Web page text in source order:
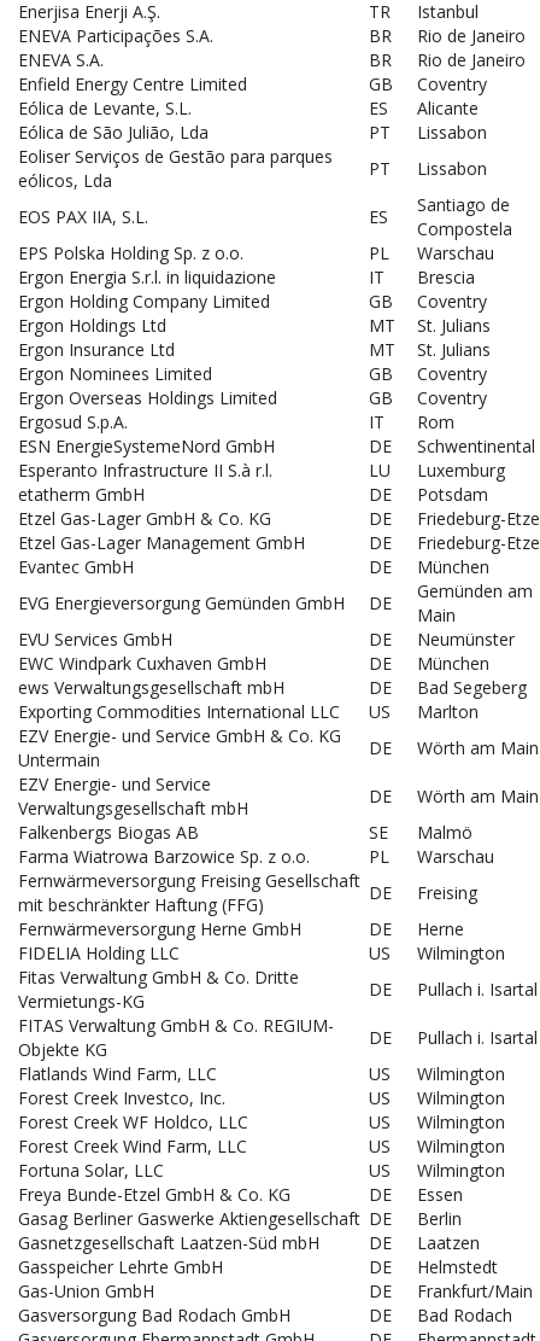
Enerjisa Enerji A.Ş. TR
Istanbul
ENEVA Participações S.A.
BR
Rio de Janeiro
ENEVA S.A.
BR
Rio de Janeiro
Enfield Energy Centre Limited
GB
Coventry
Eólica de Levante, S.L.
ES
Alicante
Eólica de São Julião, Lda
PT
Lissabon
Eoliser Serviços de Gestão para parques
eólicos, Lda
PT Lissabon
EOS PAX IIA, S.L. ES
Santiago de
Compostela
EPS Polska Holding Sp. z o.o.
PL
Warschau
Ergon Energia S.r.l. in liquidazione
IT
Brescia
Ergon Holding Company Limited
GB
Coventry
Ergon Holdings Ltd
MT
St. Julians
Ergon Insurance Ltd
MT
St. Julians
Ergon Nominees Limited
GB
Coventry
Ergon Overseas Holdings Limited
GB
Coventry
Ergosud S.p.A.
IT
Rom
ESN EnergieSystemeNord GmbH
DE
Schwentinental
Esperanto Infrastructure II S.à r.l.
LU
Luxemburg
etatherm GmbH
DE
Potsdam
Etzel Gas-Lager GmbH & Co. KG
DE
Friedeburg-
Etzel Gas-Lager Management GmbH
DE
Friedeburg-
Evantec GmbH
DE
München
EVG Energieversorgung Gemünden GmbH
DE
Gemünden am
Main
EVU Services GmbH
DE
Neumünster
EWC Windpark Cuxhaven GmbH
DE
München
ews Verwaltungsgesellschaft mbH
DE
Bad Segeberg
Exporting Commodities International LLC
US
Marlton
EZV Energie- und Service GmbH & Co. KG
Untermain
DE
Wörth am Main
EZV Energie- und Service
Verwaltungsgesellschaft mbH
DE
Wörth am Main
Falkenbergs Biogas AB
SE
Malmö
Farma Wiatrowa Barzowice Sp. z o.o.
PL
Warschau
Fernwärmeversorgung Freising Gesellschaft
mit beschränkter Haftung (FFG)
DE
Freising
Fernwärmeversorgung Herne GmbH
DE
Herne
FIDELIA Holding LLC
US
Wilmington
Fitas Verwaltung GmbH & Co. Dritte
Vermietungs-KG
DE
Pullach i. Isartal
FITAS Verwaltung GmbH & Co. REGIUM-
Objekte KG
DE
Pullach i. Isartal
Flatlands Wind Farm, LLC
US
Wilmington
Forest Creek Investco, Inc.
US
Wilmington
Forest Creek WF Holdco, LLC
US
Wilmington
Forest Creek Wind Farm, LLC
US
Wilmington
Fortuna Solar, LLC
US
Wilmington
Freya Bunde-Etzel GmbH & Co. KG
DE
Essen
Gasag Berliner Gaswerke Aktiengesellschaft DE
Berlin
Gasnetzgesellschaft Laatzen-Süd mbH
DE
Laatzen
Gasspeicher Lehrte GmbH
DE
Helmstedt
Gas-Union GmbH
DE
Frankfurt/Main
Gasversorgung Bad Rodach GmbH
DE
Bad Rodach